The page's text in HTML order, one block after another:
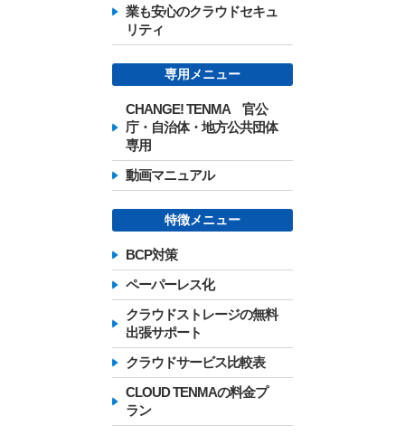
業も安心のクラウドセキュ
リティ
専用メニュー
CHANGE! TENMA 官公
庁・自治体・地方公共団体
専用
動画マニュアル
特徴メニュー
BCP対策
ペーパーレス化
クラウドストレージの無料
出張サポート
クラウドサービス比較表
CLOUD TENMAの料金プ
ラン